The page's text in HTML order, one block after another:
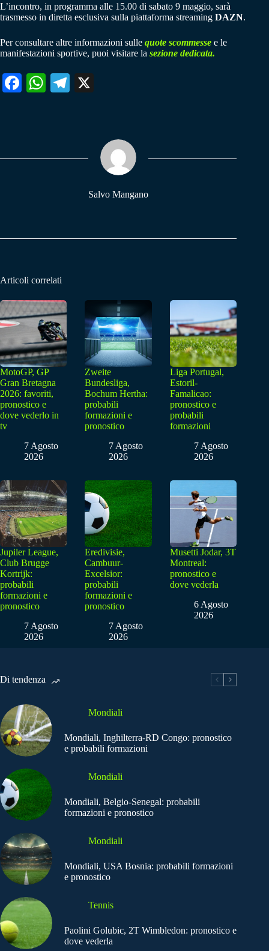
L’incontro, in programma alle 15.00 di sabato 9 maggio, sarà
trasmesso in diretta esclusiva sulla piattaforma streaming DAZN.
Per consultare altre informazioni sulle quote scommesse e le
manifestazioni sportive, puoi visitare la sezione dedicata.
Fa W
pp
Te
m
Salvo Mangano
Articoli correlati
MotoGP, GP
Gran Bretagna
2026: favoriti,
pronostico e
dove vederlo in
tv
7 Agosto
2026
Zweite
Bundesliga,
Bochum Hertha:
probabili
formazioni e
pronostico
7 Agosto
2026
Liga Portugal,
Estoril-
Famalicao:
pronostico e
probabili
formazioni
7 Agosto
2026
Jupiler League,
Club Brugge
Kortrijk:
probabili
formazioni e
pronostico
7 Agosto
2026
Eredivisie,
Cambuur-
Excelsior:
probabili
formazioni e
pronostico
7 Agosto
2026
Musetti Jodar, 3T
Montreal:
pronostico e
dove vederla
6 Agosto
2026
Di tendenza
Mondiali
Mondiali, Inghilterra-RD Congo: pronostico
e probabili formazioni
Mondiali
Mondiali, Belgio-Senegal: probabili
formazioni e pronostico
Mondiali
Mondiali, USA Bosnia: probabili formazioni
e pronostico
Tennis
Paolini Golubic, 2T Wimbledon: pronostico e
dove vederla